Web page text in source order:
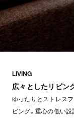
LIVING
広々としたリビン
ゆったりとストレス
ビング。重心の低い